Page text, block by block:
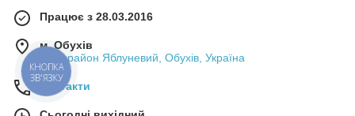
Працює з 28.03.2016
м. Обухів
мікрорайон Яблуневий, Обухів, Україна
Контакти
КНОПКА
ЗВ'ЯЗКУ